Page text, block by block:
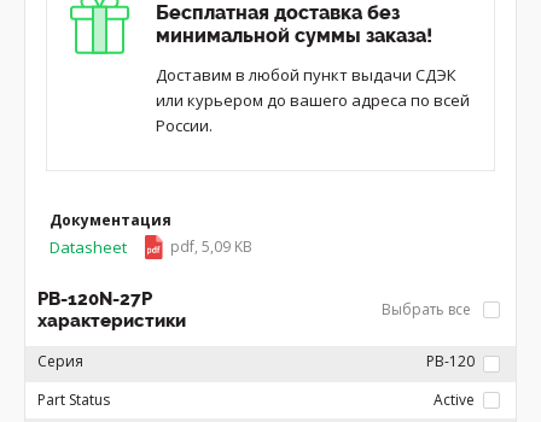
Бесплатная доставка без
минимальной суммы заказа!
Доставим в любой пункт выдачи СДЭК
или курьером до вашего адреса по всей
России.
Документация
Datasheet pdf, 5,09 KB
PB-120N-27P
характеристики
Выбрать все
Серия
PB-120
Part Status
Active